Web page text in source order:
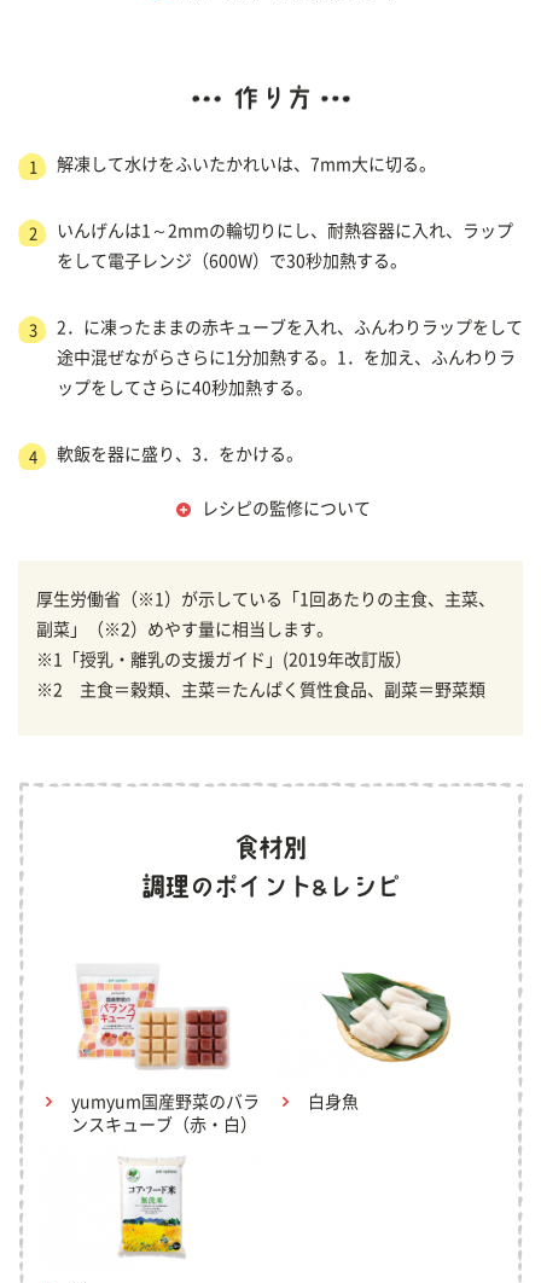
1 解凍して水けをふいたかれいは、7mm大に切る。
2
いんげんは1～2mmの輪切りにし、耐熱容器に入れ、ラップ
をして電子レンジ（600W）で30秒加熱する。
3
2．に凍ったままの赤キューブを入れ、ふんわりラップをして
途中混ぜながらさらに1分加熱する。1．を加え、ふんわりラ
ップをしてさらに40秒加熱する。
4 軟飯を器に盛り、3．をかける。
レシピの監修について
厚生労働省（※1）が示している「1回あたりの主食、主菜、
副菜」（※2）めやす量に相当します。
※1「授乳・離乳の支援ガイド」(2019年改訂版）
※2 主食＝穀類、主菜＝たんぱく質性食品、副菜＝野菜類
yumyum国産野菜のバラ
ンスキューブ（赤・白）
白身魚